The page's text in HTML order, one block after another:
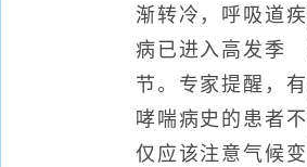
渐转冷，呼吸道疾
病已进入高发季
节。专家提醒，有
哮喘病史的患者不
仅应该注意气候变